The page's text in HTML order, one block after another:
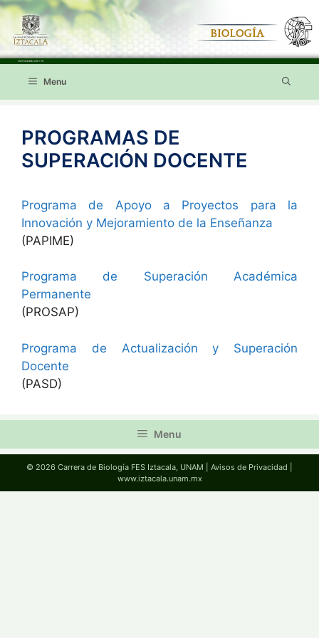
Saltar
contenido
Menu
PROGRAMAS DE
SUPERACIÓN DOCENTE
Programa de Apoyo a Proyectos para la
Innovación y Mejoramiento de la Enseñanza
(PAPIME)
Programa de Superación Académica
Permanente
(PROSAP)
Programa de Actualización y Superación
Docente
(PASD)
Menu
© 2026 Carrera de Biología FES Iztacala, UNAM | Avisos de Privacidad
www.iztacala.unam.mx